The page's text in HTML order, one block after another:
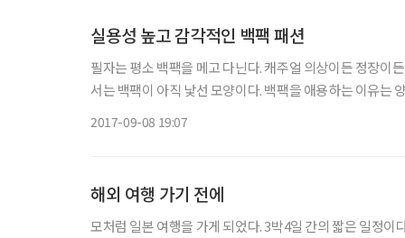
실용성 높고 감각적인 백팩 패션
필자는 평소 백팩을 메고 다닌다. 캐주얼 의상이든 정장이
서는 백팩이 아직 낯선 모양이다. 백팩을 애용하는 이유는
2017-09-08 19:07
해외 여행 가기 전에
모처럼 일본 여행을 가게 되었다. 3박4일 간의 짧은 일정